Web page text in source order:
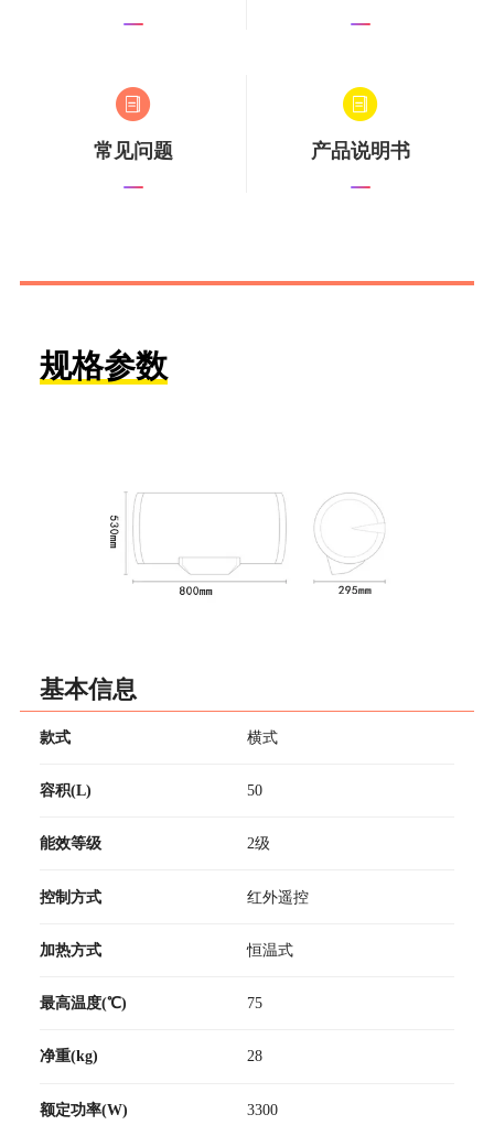
常见问题 产品说明书
规格参数
基本信息
款式 横式
容积(L) 50
能效等级 2级
控制方式 红外遥控
加热方式 恒温式
最高温度(℃) 75
净重(kg) 28
额定功率(W) 3300